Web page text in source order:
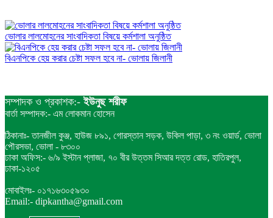
ভোলার লালমোহনের সাংবাদিকতা বিষয়ে কর্মশালা অনুষ্ঠিত
বিএনপিকে হেয় করার চেষ্টা সফল হবে না- ভোলায় জিলানী
সম্পাদক ও প্রকাশক:-ইউনুছ শরীফ
বার্তা সম্পাদক:- এম লোকমান হোসেন
ঠিকানাঃ- তানজীল কুঞ্জ, হাউজ ৮৯১, গোরস্তান সড়ক, উকিল পাড়া, ৩ নং ওয়ার্ড, ভোলা
পৌরসভা, ভোলা - ৮৩০০
ঢাকা অফিস:- ৬/৯ ইস্টান প্লাজা, ৭০ বীর উত্তম সিআর দত্ত রোড, হাতিরপুল,
ঢাকা-১২০৫
মোবাইলঃ- ০১৭১৬৩০৫৯৩০
Email:- dipkantha@gmail.com